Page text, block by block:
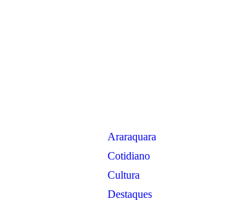
Araraquara
Cotidiano
Cultura
Destaques